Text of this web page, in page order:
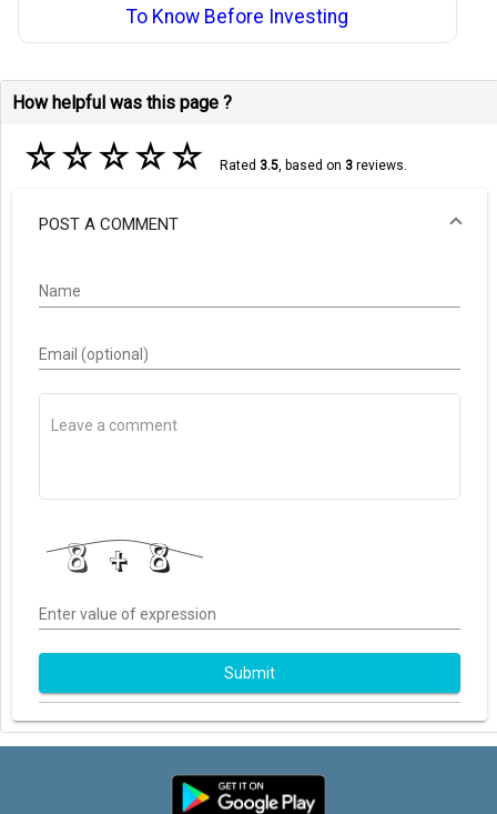
To Know Before Investing
How helpful was this page ?
☆☆☆☆☆ Rated 3.5, based on 3reviews.
POST A COMMENT
Name
Email (optional)
Enter value of expression
Submit